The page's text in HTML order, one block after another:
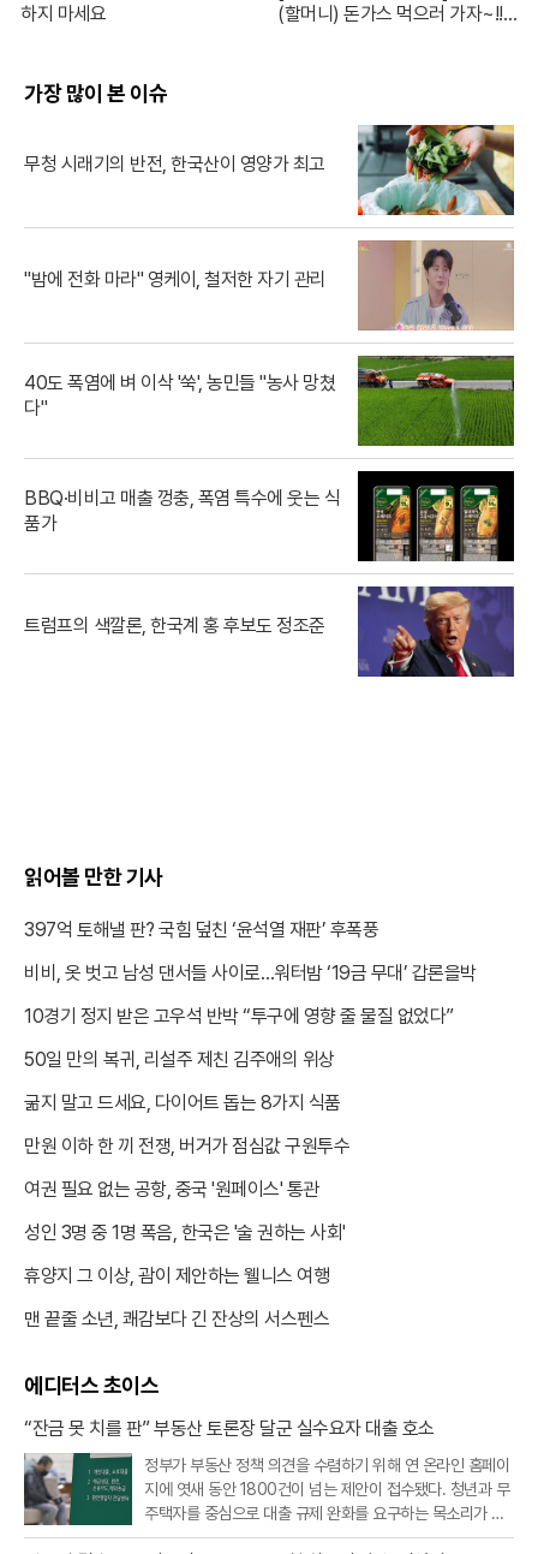
하지 마세요
(할머니) 돈가스 먹으러 가자~!!
가장 많이 본 이슈
무청 시래기의 반전, 한국산이 영양가 최고
"밤에 전화 마라" 영케이, 철저한 자기 관리
40도 폭염에 벼 이삭 '쑥', 농민들 "농사 망쳤
다"
BBQ·비비고 매출 껑충, 폭염 특수에 웃는 식
품가
트럼프의 색깔론, 한국계 홍 후보도 정조준
읽어볼 만한 기사
397억 토해낼 판? 국힘 덮친 ‘윤석열 재판’ 후폭풍
비비, 옷 벗고 남성 댄서들 사이로…워터밤 ‘19금 무대’ 갑론을박
10경기 정지 받은 고우석 반박 “투구에 영향 줄 물질 없었다”
50일 만의 복귀, 리설주 제친 김주애의 위상
굶지 말고 드세요, 다이어트 돕는 8가지 식품
만원 이하 한 끼 전쟁, 버거가 점심값 구원투수
여권 필요 없는 공항, 중국 '원페이스' 통관
성인 3명 중 1명 폭음, 한국은 '술 권하는 사회'
휴양지 그 이상, 괌이 제안하는 웰니스 여행
맨 끝줄 소년, 쾌감보다 긴 잔상의 서스펜스
에디터스 초이스
“잔금 못 치를 판” 부동산 토론장 달군 실수요자 대출 호소
정부가 부동산 정책 의견을 수렴하기 위해 연 온라인 홈페이
지에 엿새 동안 1800건이 넘는 제안이 접수됐다. 청년과 무
주택자를 중심으로 대출 규제 완화를 요구하는 목소리가 가
장 컸고, 빌라·오피스텔 등 비아파트 공급을 살리기 위한 규